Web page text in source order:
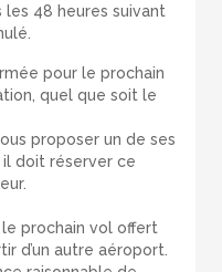
48 heures suivant
pour le prochain
quel que soit le
proposer un de ses
il doit réserver ce
prochain vol offert
d’un autre aéroport.